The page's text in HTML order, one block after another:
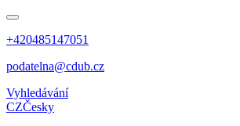
+420485147051
podatelna@cdub.cz
Vyhledávání
CZČesky